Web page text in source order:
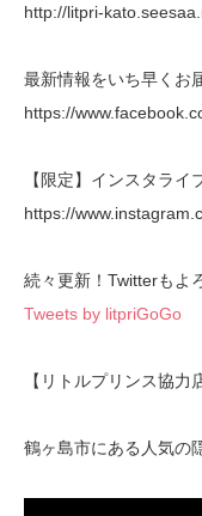
http://litpri-
最新情報をいち早くお
https://
【限定】インスタライ
https://
続々更新！Twitterもよ
Tweets by litpriGoGo
【リトルプリンス協力
鶴ヶ島市にある人気の